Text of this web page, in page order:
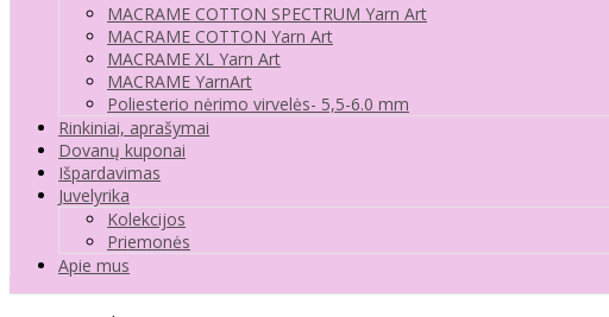
MACRAME COTTON SPECTRUM Yarn Art
MACRAME COTTON Yarn Art
MACRAME XL Yarn Art
MACRAME YarnArt
Poliesterio nėrimo virvelės- 5,5-6.0 mm
Rinkiniai, aprašymai
Dovanų kuponai
Išpardavimas
Juvelyrika
Kolekcijos
Priemonės
Apie mus